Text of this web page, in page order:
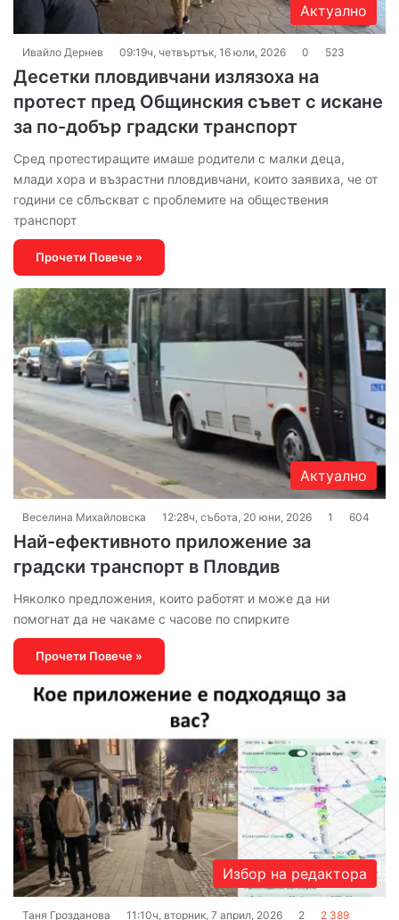
Актуално
Ивайло Дернев 09:19ч, четвъртък, 16 юли, 2026 0 523
Десетки пловдивчани излязоха на
протест пред Общинския съвет с искане
за по-добър градски транспорт
Сред протестиращите имаше родители с малки деца,
млади хора и възрастни пловдивчани, които заявиха, че от
години се сблъскват с проблемите на обществения
транспорт
Прочети Повече »
Актуално
Веселина Михайловска 12:28ч, събота, 20 юни, 2026 1 604
Най-ефективното приложение за
градски транспорт в Пловдив
Няколко предложения, които работят и може да ни
помогнат да не чакаме с часове по спирките
Прочети Повече »
Избор на редактора
Таня Грозданова 11:10ч, вторник, 7 април, 2026 2 2 389